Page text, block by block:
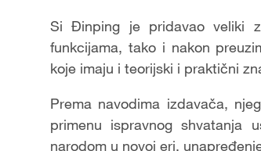
Si Đinping je pridavao veliki
funkcijama, tako i nakon
koje imaju i teorijski i praktični
Prema navodima izdavača,
primenu ispravnog shvatanja
narodom u novoj eri,